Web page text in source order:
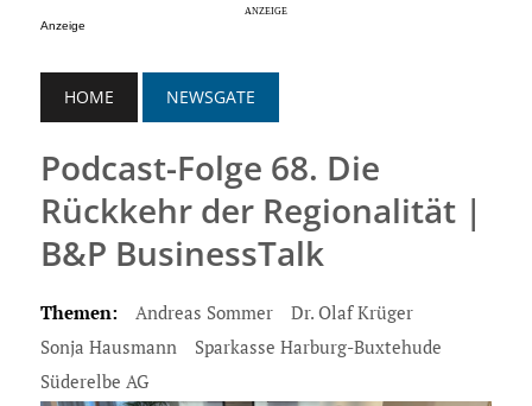
Anzeige
HOME NEWSGATE
Podcast-Folge 68. Die
Rückkehr der Regionalität |
B&P BusinessTalk
Themen: Andreas Sommer
Dr. Olaf Krüger
Sonja Hausmann
Sparkasse Harburg-Buxtehude
Süderelbe AG